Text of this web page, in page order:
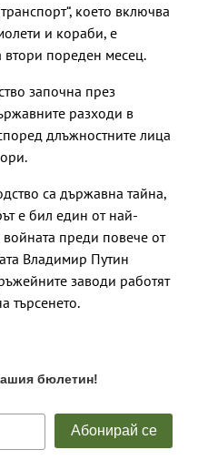
което включва
и кораби, е
втори пореден месец.
започна през
разходи в
длъжностните лица
са държавна тайна,
е бил един от най-
преди повече от
Владимир Путин
заводи работят
търсенето.